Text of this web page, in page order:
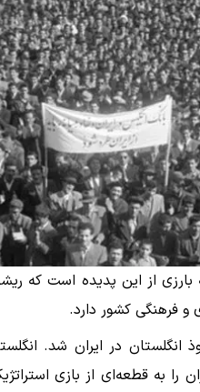
بارزی از این پدیده است که
و فرهنگی کشور دارد.
انگلستان در ایران شد.
به قطعه‌ای از بازی